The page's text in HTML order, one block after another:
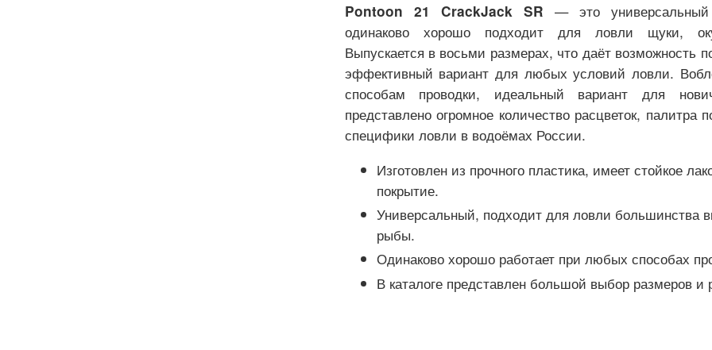
Pontoon 21 CrackJack SR — это
одинаково хорошо подходит для ловли щуки,
Выпускается в восьми размерах, что даёт возможность
эффективный вариант для любых условий ловли.
способам проводки, идеальный вариант для
представлено огромное количество расцветок, палитра
специфики ловли в водоёмах России.
Изготовлен из прочного пластика, имеет стойкое
покрытие.
Универсальный, подходит для ловли большинства
рыбы.
Одинаково хорошо работает при любых способах
В каталоге представлен большой выбор размеров и